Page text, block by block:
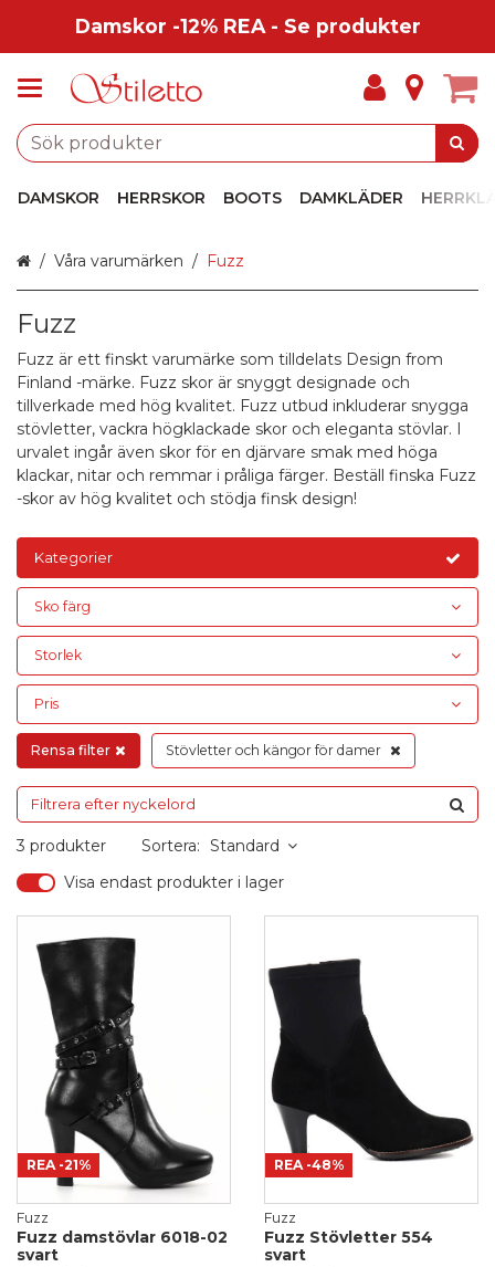
Damskor -12% REA - Se produkter
DAMSKOR HERRSKOR BOOTS DAMKLÄDER
HemVåra varumärken Fuzz
Fuzz
Fuzz är ett finskt varumärke som tilldelats Design from
Finland -märke. Fuzz skor är snyggt designade och
tillverkade med hög kvalitet. Fuzz utbud inkluderar snygga
stövletter, vackra högklackade skor och eleganta stövlar. I
urvalet ingår även skor för en djärvare smak med höga
klackar, nitar och remmar i pråliga färger. Beställ finska Fuzz
-skor av hög kvalitet och stödja finsk design!
REA -21%
Fuzz
Fuzz damstövlar 6018-02
svart
REA -48%
Fuzz
Fuzz Stövletter 554
svart
Kategorier
Sko färg
Storlek
Pris
Rensa filter Stövletter och kängor för damer
3 produkter Sortera: Standard
Visa endast produkter i lager